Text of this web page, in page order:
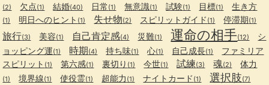
(2) 欠点(1) 結婚(40) 日常 (1) 無意識(1) 試験(1) 目標(1) 生き方
(1) 明日へのヒント (1) 失せ物(2) スピリットガイド (1) 停滞期(1)
旅行(3) 美容(1) 自己肯定感(4) 災難(1) 運命の相手(12)
シ
ョッピング運(1) 時期(4) 持ち味(1) 心(1) 自己成長(1)
ファミリア
スピリット (1) 第六感(1) 裏切り (1) 今世(1) 試練(3) 魂(2) 体力
(1) 境界線(1) 使役霊(1) 超能力 (1) ナイトカード (1) 選択肢(7)